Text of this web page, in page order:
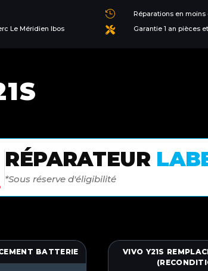
Le Méridien Ibos
 Réparations en
 Garantie 1 an pièces
RÉPARATEUR
*Sous réserve d'éligibilité
BATTERIE
VIVO Y21S